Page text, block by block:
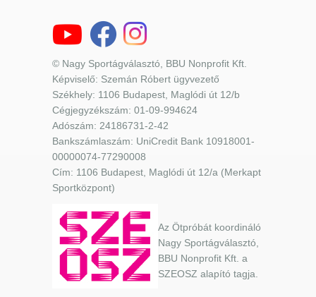
© Nagy Sportágválasztó, BBU Nonprofit Kft.
Képviselő: Szemán Róbert ügyvezető
Székhely: 1106 Budapest, Maglódi út 12/b
Cégjegyzékszám: 01-09-994624
Adószám: 24186731-2-42
Bankszámlaszám: UniCredit Bank 10918001-
00000074-77290008
Cím: 1106 Budapest, Maglódi út 12/a (Merkapt
Sportközpont)
Az Ötpróbát koordináló
Nagy Sportágválasztó,
BBU Nonprofit Kft. a
SZEOSZ alapító tagja.